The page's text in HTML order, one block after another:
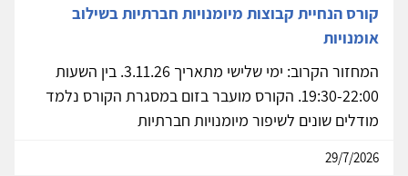
קורס הנחיית קבוצות מיומנויות חברתיות בשילוב
אומנויות
המחזור הקרוב: ימי שלישי מתאריך 3.11.26. בין השעות
19:30-22:00. הקורס מועבר בזום במסגרת הקורס נלמד
מודלים שונים לשיפור מיומנויות חברתיות
29/7/2026